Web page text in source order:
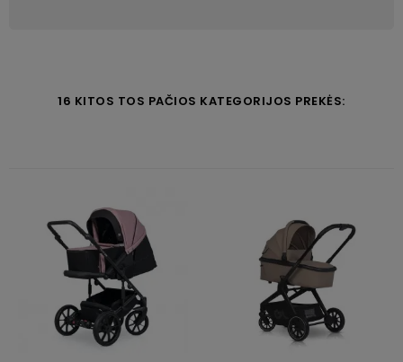
16 KITOS TOS PAČIOS KATEGORIJOS PREKĖS: